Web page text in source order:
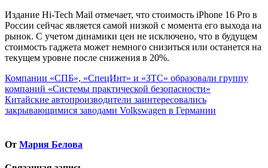
Издание Hi-Tech Mail отмечает, что стоимость iPhone 16 Pro в
России сейчас является самой низкой с момента его выхода на
рынок. С учетом динамики цен не исключено, что в будущем
стоимость гаджета может немного снизиться или останется на
текущем уровне после снижения в 20%.
Навигация
по
записям
Компании «СПБ», «СпецИнт» и «ЗТС» образовали группу
компаний «Системы практической безопасности»
Китайские автопроизводители заинтересовались
закрывающимися заводами Volkswagen в Германии
От Мария Белова